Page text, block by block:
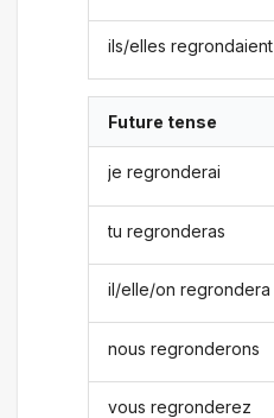
ils/elles regrondaient
Future tense
je regronderai
tu regronderas
il/elle/on regrondera
nous regronderons
vous regronderez